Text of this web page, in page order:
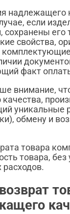
надлежащего
если
сохранены его
свойства,
факт
внимание,
уникальные
обмену и
товара
товара, без
расходов.